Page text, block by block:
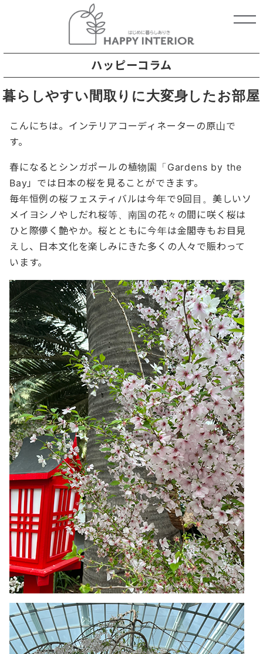
ハッピーコラム
暮らしやすい間取りに大変身したお部屋
こんにちは。インテリアコーディネーターの原山で
す。
春になるとシンガポールの植物園「Gardens by the
Bay」では日本の桜を見ることができます。
毎年恒例の桜フェスティバルは今年で9回目。美しいソ
メイヨシノやしだれ桜等、南国の花々の間に咲く桜は
ひと際儚く艶やか。桜とともに今年は金閣寺もお目見
えし、日本文化を楽しみにきた多くの人々で賑わって
います。